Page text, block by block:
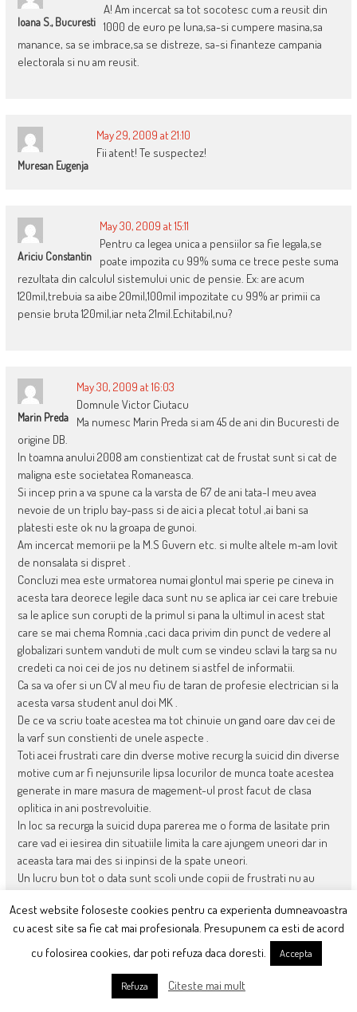
Ioana S., Bucuresti
A! Am incercat sa tot socotesc cum a reusit din
1000 de euro pe luna,sa-si cumpere masina,sa
manance, sa se imbrace,sa se distreze, sa-si finanteze campania
electorala si nu am reusit.
Muresan Eugenja
May 29, 2009 at 21:10
Fii atent! Te suspectez!
Ariciu Constantin
May 30, 2009 at 15:11
Pentru ca legea unica a pensiilor sa fie legala,se
poate impozita cu 99% suma ce trece peste suma
rezultata din calculul sistemului unic de pensie. Ex: are acum
120mil,trebuia sa aibe 20mil,100mil impozitate cu 99% ar primii ca
pensie bruta 120mil,iar neta 21mil.Echitabil,nu?
Marin Preda
May 30, 2009 at 16:03
Domnule Victor Ciutacu
Ma numesc Marin Preda si am 45 de ani din Bucuresti de
origine DB.
In toamna anului 2008 am constientizat cat de frustat sunt si cat de
maligna este societatea Romaneasca.
Si incep prin a va spune ca la varsta de 67 de ani tata-l meu avea
nevoie de un triplu bay-pass si de aici a plecat totul ,ai bani sa
platesti este ok nu la groapa de gunoi.
Am incercat memorii pe la M.S Guvern etc. si multe altele m-am lovit
de nonsalata si dispret .
Concluzi mea este urmatorea numai glontul mai sperie pe cineva in
acesta tara deorece legile daca sunt nu se aplica iar cei care trebuie
sa le aplice sun corupti de la primul si pana la ultimul in acest stat
care se mai chema Romnia ,caci daca privim din punct de vedere al
globalizari suntem vanduti de mult cum se vindeu sclavi la targ sa nu
credeti ca noi cei de jos nu detinem si astfel de informatii.
Ca sa va ofer si un CV al meu fiu de taran de profesie electrician si la
acesta varsa student anul doi MK .
De ce va scriu toate acestea ma tot chinuie un gand oare dav cei de
la varf sun constienti de unele aspecte .
Toti acei frustrati care din dverse motive recurg la suicid din diverse
motive cum ar fi nejunsurile lipsa locurilor de munca toate acestea
generate in mare masura de magement-ul prost facut de clasa
oplitica in ani postrevoluitie.
In loc sa recurga la suicid dupa parerea me o forma de lasitate prin
care vad ei iesirea din situatiile limita la care ajungem uneori dar in
aceasta tara mai des si inpinsi de la spate uneori.
Un lucru bun tot o data sunt scoli unde copii de frustrati nu au
acces unde sun numai copii ai elitei societati si elita s-a inbogatit
asa cum stim toti de altfel, cluburile unde o limonada costa cat o
jumatate de gaina asta ca sa separea societatea iar un lucru bun
deoarece daca intri si mitraliezi acolo inposibil sa nu nimeresti si
I-mi doresc sa nu ajung sa am parte sa ma inbolaves de ceva
incurabil sau sistemul medical sa nu procedeze cu mine cum a
Acest website foloseste cookies pentru ca experienta dumneavoastra
cu acest site sa fie cat mai profesionala. Presupunem ca esti de acord
cu folosirea cookies, dar poti refuza daca doresti.
Accepta
Refuza Citeste mai mult